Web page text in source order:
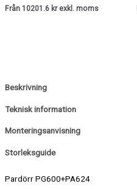
Från 10201.6 kr exkl. moms
Beskrivning
Teknisk information
Monteringsanvisning
Storleksguide
Pardörr PG600+PA624